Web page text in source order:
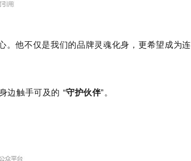
。他不仅是我们的品牌灵魂化身，更希望成为连
边触手可及的 “守护伙伴”。